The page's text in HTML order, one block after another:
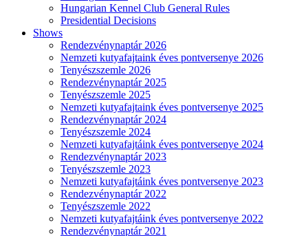
Hungarian Kennel Club General Rules
Presidential Decisions
Shows
Rendezvénynaptár 2026
Nemzeti kutyafajtaink éves pontversenye 2026
Tenyészszemle 2026
Rendezvénynaptár 2025
Tenyészszemle 2025
Nemzeti kutyafajtaink éves pontversenye 2025
Rendezvénynaptár 2024
Tenyészszemle 2024
Nemzeti kutyafajtáink éves pontversenye 2024
Rendezvénynaptár 2023
Tenyészszemle 2023
Nemzeti kutyafajtáink éves pontversenye 2023
Rendezvénynaptár 2022
Tenyészszemle 2022
Nemzeti kutyafajtáink éves pontversenye 2022
Rendezvénynaptár 2021